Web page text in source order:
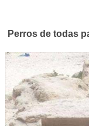
Perros de todas